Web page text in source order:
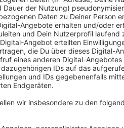
Kaum eine Schule in unserer
Ausnahmefällen gefördert
Dringlichkeitsbeschluss
Zwölfjährige unterrichtet werden.
nicht geschützt werden, heißt es
Die Räume können zwar gelüftet
genau das zu vermeiden. Die